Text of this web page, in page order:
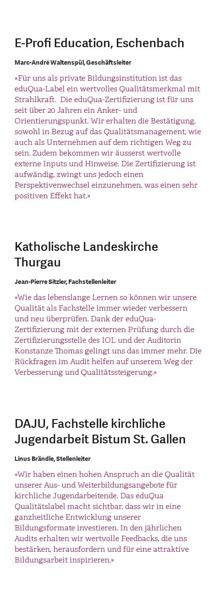
E-Profi Education, Eschenbach
Marc-André Waltenspül, Geschäftsleiter
«Für uns als private Bildungsinstitution ist das
eduQua-Label ein wertvolles Qualitätsmerkmal mit
Strahlkraft. Die eduQua-Zertifizierung ist für uns
seit über 20 Jahren ein Anker- und
Orientierungspunkt. Wir erhalten die Bestätigung,
sowohl in Bezug auf das Qualitätsmanagement, wie
auch als Unternehmen auf dem richtigen Weg zu
sein. Zudem bekommen wir äusserst wertvolle
externe Inputs und Hinweise. Die Zertifizierung ist
aufwändig, zwingt uns jedoch einen
Perspektivenwechsel einzunehmen, was einen sehr
positiven Effekt hat.»
Katholische Landeskirche
Thurgau
Jean-Pierre Sitzler, Fachstellenleiter
«Wie das lebenslange Lernen so können wir unsere
Qualität als Fachstelle immer wieder verbessern
und neu überprüfen. Dank der eduQua-
Zertifizierung mit der externen Prüfung durch die
Zertifizierungsstelle des IOL und der Auditorin
Konstanze Thomas gelingt uns das immer mehr. Die
Rückfragen im Audit helfen auf unserem Weg der
Verbesserung und Qualitätssteigerung.»
DAJU, Fachstelle kirchliche
Jugendarbeit Bistum St. Gallen
Linus Brändle, Stellenleiter
«Wir haben einen hohen Anspruch an die Qualität
unserer Aus- und Weiterbildungsangebote für
kirchliche Jugendarbeitende. Das eduQua
Qualitätslabel macht sichtbar, dass wir in eine
ganzheitliche Entwicklung unserer
Bildungsformate investieren. In den jährlichen
Audits erhalten wir wertvolle Feedbacks, die uns
bestärken, herausfordern und für eine attraktive
Bildungsarbeit inspirieren.»